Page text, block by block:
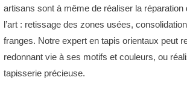
artisans sont à même de réaliser la
l’art : retissage des zones usées,
franges. Notre expert en tapis orientaux peut
redonnant vie à ses motifs et couleurs, ou
tapisserie précieuse.